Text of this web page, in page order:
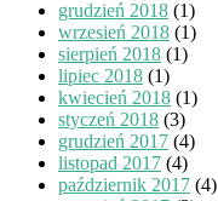
grudzień 2018 (1)
wrzesień 2018 (1)
sierpień 2018 (1)
lipiec 2018 (1)
kwiecień 2018 (1)
styczeń 2018 (3)
grudzień 2017 (4)
listopad 2017 (4)
październik 2017 (4)